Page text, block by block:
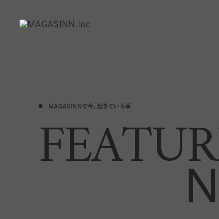
MAGASINNで今、起きている事